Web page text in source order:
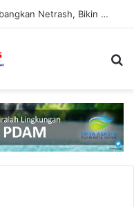
Dosen Ilmu Komputer UPER Kembangkan Netrash, Bikin Pengelolaan Sampah Makin Efisien